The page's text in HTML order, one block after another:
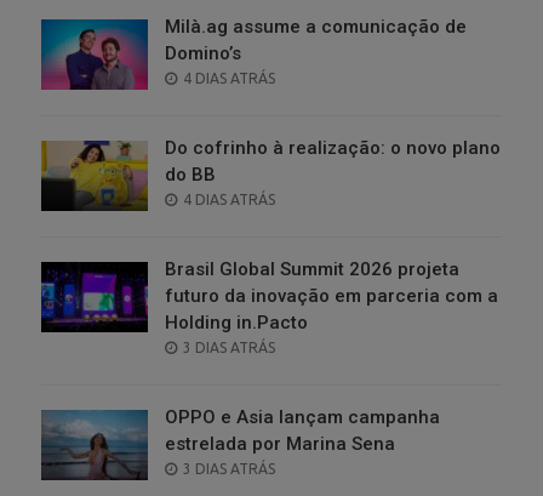
Milà.ag assume a comunicação de
Domino’s
POSTED
4 DIAS ATRÁS
Do cofrinho à realização: o novo plano
do BB
POSTED
4 DIAS ATRÁS
Brasil Global Summit 2026 projeta
futuro da inovação em parceria com a
Holding in.Pacto
POSTED
3 DIAS ATRÁS
OPPO e Asia lançam campanha
estrelada por Marina Sena
POSTED
3 DIAS ATRÁS